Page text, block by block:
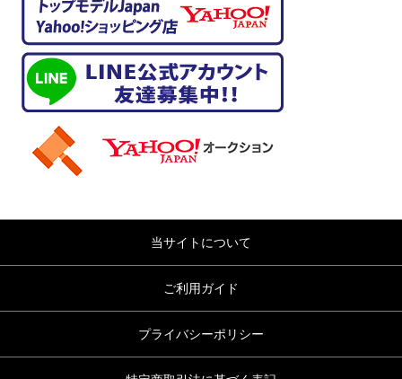
当サイトについて
ご利用ガイド
プライバシーポリシー